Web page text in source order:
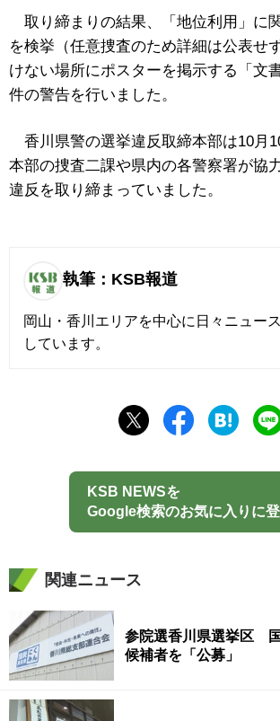
取り締まりの結果、「地位利用」に
を検挙（任意捜査のため詳細は公表せ
けない場所にポスターを掲示する「文
件の警告を行いました。
香川県警の選挙違反取締本部は10月
本部の捜査二課や県内の各警察署が協
違反を取り締まっていました。
執筆：KSB報道
岡山・香川エリアを中心に日々ニュー
しています。
KSB NEWSを
Google検索のお気に入りに
関連ニュース
参院選香川県選挙区
候補者を「公募」